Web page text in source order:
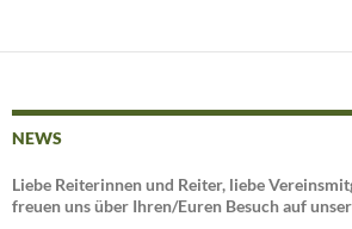
NEWS
Liebe Reiterinnen und Reiter, liebe
freuen uns über Ihren/Euren Besuch auf